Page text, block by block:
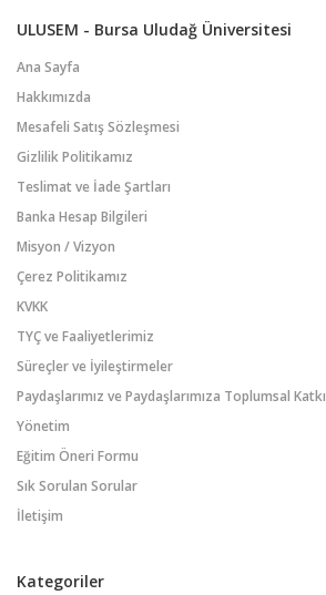
ULUSEM - Bursa Uludağ Üniversitesi
Ana Sayfa
Hakkımızda
Mesafeli Satış Sözleşmesi
Gizlilik Politikamız
Teslimat ve İade Şartları
Banka Hesap Bilgileri
Misyon / Vizyon
Çerez Politikamız
KVKK
TYÇ ve Faaliyetlerimiz
Süreçler ve İyileştirmeler
Paydaşlarımız ve Paydaşlarımıza Toplumsal Katkı
Yönetim
Eğitim Öneri Formu
Sık Sorulan Sorular
İletişim
Kategoriler